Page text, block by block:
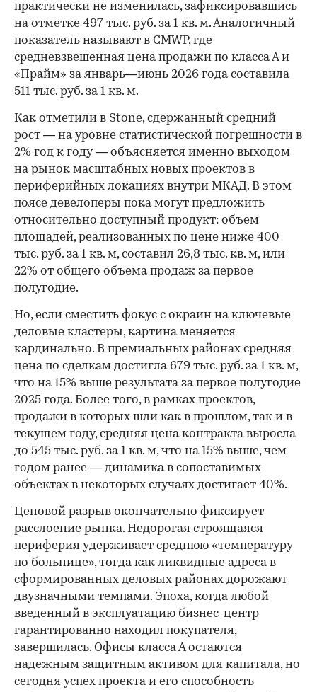
практически не изменилась, зафиксировавшись
на отметке 497 тыс. руб. за 1 кв. м. Аналогичный
показатель называют в CMWP, где
средневзвешенная цена продажи по класса А и
«Прайм» за январь—июнь 2026 года составила
511 тыс. руб. за 1 кв. м.
Как отметили в Stone, сдержанный средний
рост — на уровне статистической погрешности в
2% год к году — объясняется именно выходом
на рынок масштабных новых проектов в
периферийных локациях внутри МКАД. В этом
поясе девелоперы пока могут предложить
относительно доступный продукт: объем
площадей, реализованных по цене ниже 400
тыс. руб. за 1 кв. м, составил 26,8 тыс. кв. м, или
22% от общего объема продаж за первое
полугодие.
Но, если сместить фокус с окраин на ключевые
деловые кластеры, картина меняется
кардинально. В премиальных районах средняя
цена по сделкам достигла 679 тыс. руб. за 1 кв. м,
что на 15% выше результата за первое полугодие
2025 года. Более того, в рамках проектов,
продажи в которых шли как в прошлом, так и в
текущем году, средняя цена контракта выросла
до 545 тыс. руб. за 1 кв. м, что на 15% выше, чем
годом ранее — динамика в сопоставимых
объектах в некоторых случаях достигает 40%.
Ценовой разрыв окончательно фиксирует
расслоение рынка. Недорогая строящаяся
периферия удерживает среднюю «температуру
по больнице», тогда как ликвидные адреса в
сформированных деловых районах дорожают
двузначными темпами. Эпоха, когда любой
введенный в эксплуатацию бизнес-центр
гарантированно находил покупателя,
завершилась. Офисы класса А остаются
надежным защитным активом для капитала, но
сегодня успех проекта и его способность